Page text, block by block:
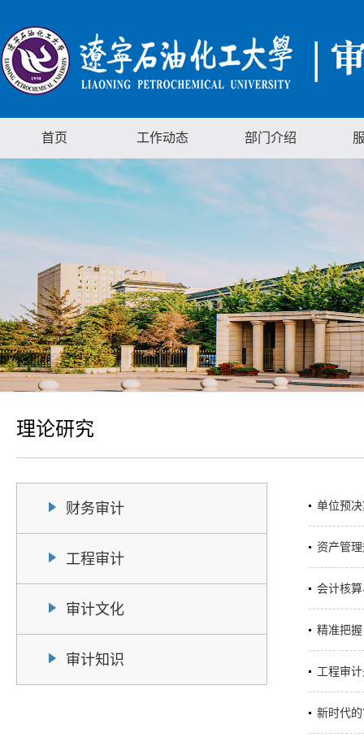
首页 工作动态 部门介绍
理论研究
财务审计
工程审计
审计文化
审计知识
单位预
资产管
会计核
精准把
工程审
新时代